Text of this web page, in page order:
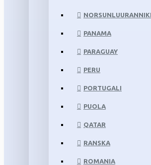
PANAMA
PARAGUAY
PERU
PORTUGALI
PUOLA
QATAR
RANSKA
ROMANIA